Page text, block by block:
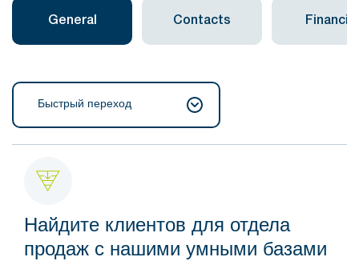
General Contacts Financial
Быстрый переход
Найдите клиентов для отдела
продаж с нашими умными базами